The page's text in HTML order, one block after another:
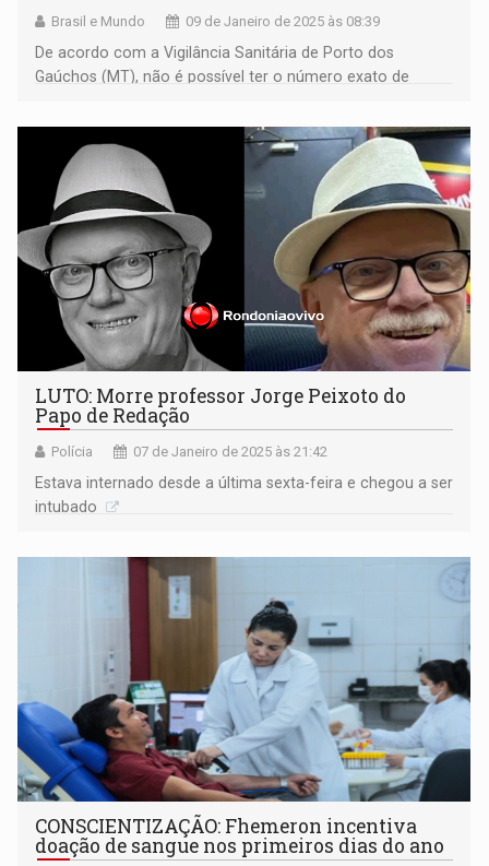
Brasil e Mundo 09 de Janeiro de 2025 às 08:39
De acordo com a Vigilância Sanitária de Porto dos
Gaúchos (MT), não é possível ter o número exato de
LUTO: Morre professor Jorge Peixoto do
Papo de Redação
Polícia 07 de Janeiro de 2025 às 21:42
Estava internado desde a última sexta-feira e chegou a ser
intubado
CONSCIENTIZAÇÃO: Fhemeron incentiva
doação de sangue nos primeiros dias do ano